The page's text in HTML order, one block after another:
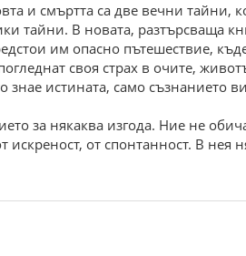
и смъртта са две вечни тайни,
тайни. В новата, разтърсваща
им опасно пътешествие,
своя страх в очите,
истината, само съзнанието
за някаква изгода. Ние не
от спонтанност. В нея